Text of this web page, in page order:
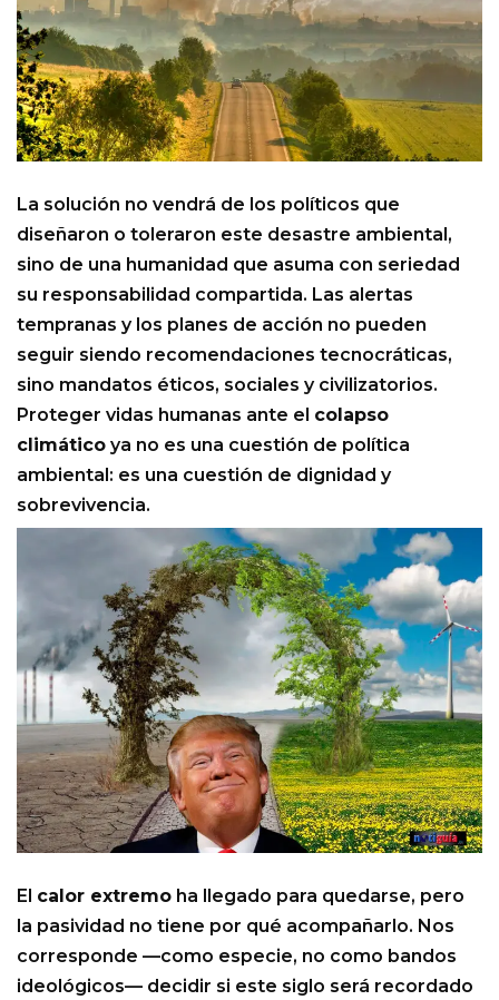
La solución no vendrá de los políticos que
diseñaron o toleraron este desastre ambiental,
sino de una humanidad que asuma con seriedad
su responsabilidad compartida. Las alertas
tempranas y los planes de acción no pueden
seguir siendo recomendaciones tecnocráticas,
sino mandatos éticos, sociales y civilizatorios.
Proteger vidas humanas ante el colapso
climático ya no es una cuestión de política
ambiental: es una cuestión de dignidad y
sobrevivencia.
El calor extremo ha llegado para quedarse, pero
la pasividad no tiene por qué acompañarlo. Nos
corresponde —como especie, no como bandos
ideológicos— decidir si este siglo será recordado